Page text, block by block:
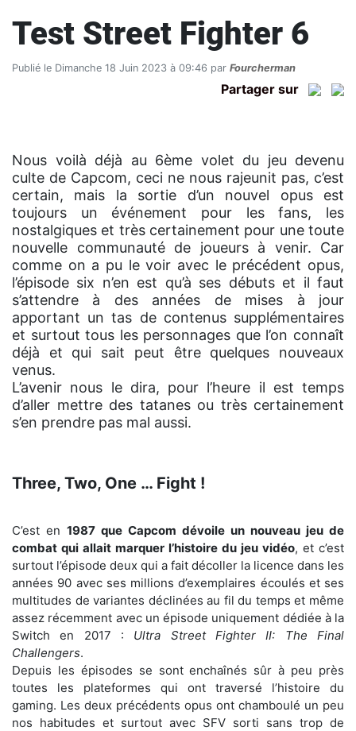
Test Street Fighter 6
Publié le Dimanche 18 Juin 2023 à 09:46 par Fourcherman
Partager sur
Nous voilà déjà au 6ème volet du jeu devenu
culte de Capcom, ceci ne nous rajeunit pas, c’est
certain, mais la sortie d’un nouvel opus est
toujours un événement pour les fans, les
nostalgiques et très certainement pour une toute
nouvelle communauté de joueurs à venir. Car
comme on a pu le voir avec le précédent opus,
l’épisode six n’en est qu’à ses débuts et il faut
s’attendre à des années de mises à jour
apportant un tas de contenus supplémentaires
et surtout tous les personnages que l’on connaît
déjà et qui sait peut être quelques nouveaux
venus.
L’avenir nous le dira, pour l’heure il est temps
d’aller mettre des tatanes ou très certainement
s’en prendre pas mal aussi.
Three, Two, One … Fight !
C’est en 1987 que Capcom dévoile un nouveau jeu de
combat qui allait marquer l’histoire du jeu vidéo, et c’est
surtout l’épisode deux qui a fait décoller la licence dans les
années 90 avec ses millions d’exemplaires écoulés et ses
multitudes de variantes déclinées au fil du temps et même
assez récemment avec un épisode uniquement dédiée à la
Switch en 2017 : Ultra Street Fighter II: The Final
Challengers.
Depuis les épisodes se sont enchaînés sûr à peu près
toutes les plateformes qui ont traversé l’histoire du
gaming. Les deux précédents opus ont chamboulé un peu
nos habitudes et surtout avec SFV sorti sans trop de